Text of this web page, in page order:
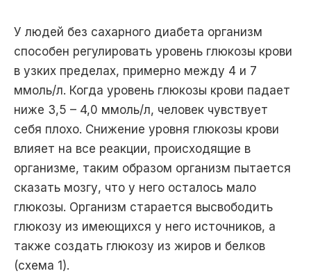
У людей без сахарного диабета организм
способен регулировать уровень глюкозы крови
в узких пределах, примерно между 4 и 7
ммоль/л. Когда уровень глюкозы крови падает
ниже 3,5 – 4,0 ммоль/л, человек чувствует
себя плохо. Снижение уровня глюкозы крови
влияет на все реакции, происходящие в
организме, таким образом организм пытается
сказать мозгу, что у него осталось мало
глюкозы. Организм старается высвободить
глюкозу из имеющихся у него источников, а
также создать глюкозу из жиров и белков
(схема 1).